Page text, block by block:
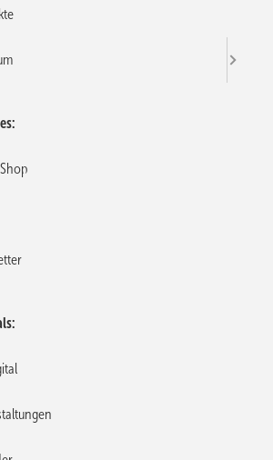
„BuGG-Gründach des Jahres“: Der
Hamburg